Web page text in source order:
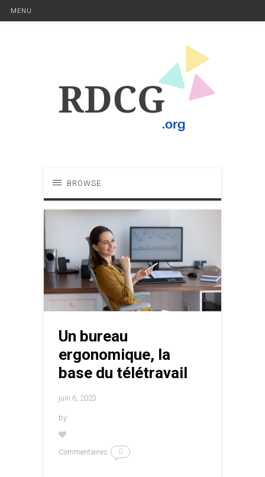
MENU
BROWSE
Un bureau
ergonomique, la
base du télétravail
juin 6, 2023
by
Commentaires 0